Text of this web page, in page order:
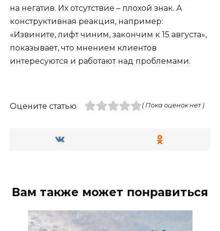
на негатив. Их отсутствие – плохой знак. А
конструктивная реакция, например:
«Извините, лифт чиним, закончим к 15 августа»,
показывает, что мнением клиентов
интересуются и работают над проблемами.
Оцените статью ( Пока оценок нет )
Вам также может понравиться